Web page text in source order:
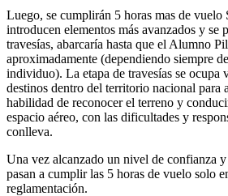
Luego, se cumplirán 5 horas mas de vuelo
introducen elementos más avanzados y se
travesías, abarcaría hasta que el Alumno
aproximadamente (dependiendo siempre
individuo). La etapa de travesías se ocupa
destinos dentro del territorio nacional para
habilidad de reconocer el terreno y
espacio aéreo, con las dificultades y
conlleva.
Una vez alcanzado un nivel de confianza y
pasan a cumplir las 5 horas de vuelo solo
reglamentación.